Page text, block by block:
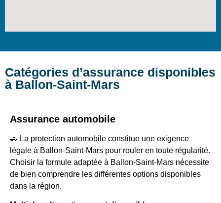
Catégories d’assurance disponibles
à Ballon-Saint-Mars
Assurance automobile
🚗 La protection automobile constitue une exigence
légale à Ballon-Saint-Mars pour rouler en toute régularité.
Choisir la formule adaptée à Ballon-Saint-Mars nécessite
de bien comprendre les différentes options disponibles
dans la région.